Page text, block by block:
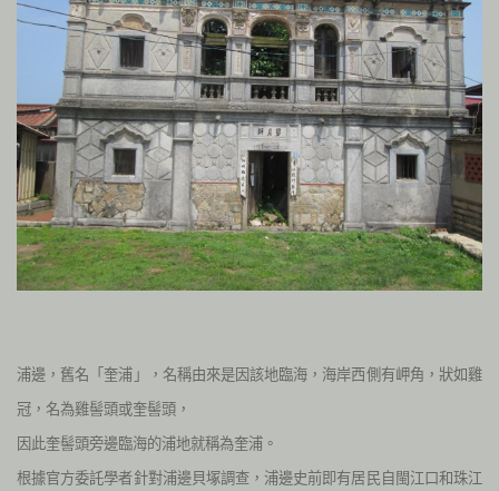
浦邊，舊名「奎浦」，名稱由來是因該地臨海，海岸西側有岬角，狀如雞
冠，名為雞髻頭或奎髻頭，
因此奎髻頭旁邊臨海的浦地就稱為奎浦。
根據官方委託學者針對浦邊貝塚調查，浦邊史前即有居民自閩江口和珠江